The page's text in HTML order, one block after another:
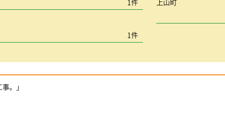
1件 上山町
1件
。」